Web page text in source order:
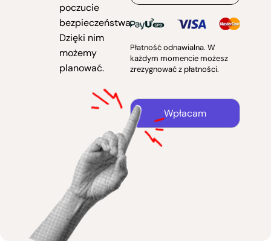
poczucie
bezpieczeństwa.
Dzięki nim
możemy
planować.
Płatność odnawialna. W
każdym momencie możesz
zrezygnować z płatności.
Wpłacam